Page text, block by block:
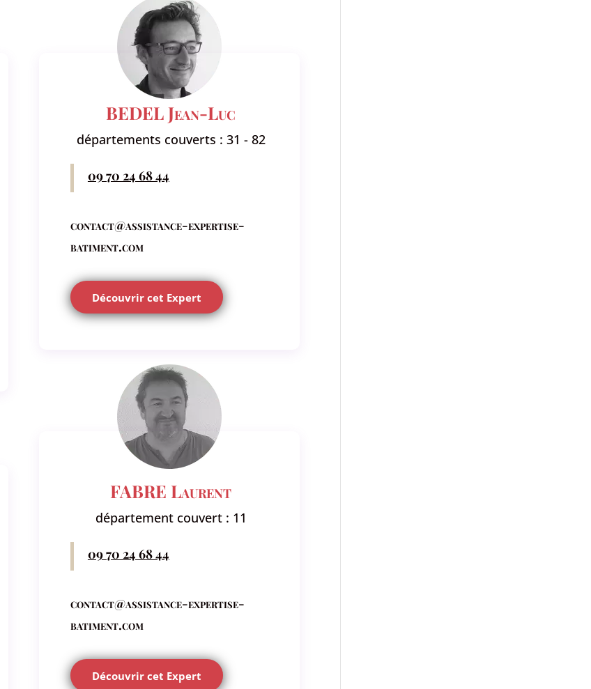
BEDEL Jean-Luc
départements couverts : 31 - 82
09 70 24 68 44
contact@assistance-expertise-
batiment.com
Découvrir cet Expert
FABRE Laurent
département couvert : 11
09 70 24 68 44
contact@assistance-expertise-
batiment.com
Découvrir cet Expert